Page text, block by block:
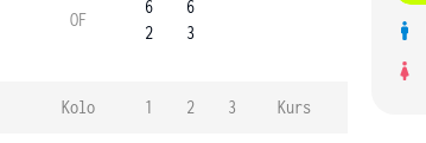
OF
6
2
6
3
Kolo 1 2 3 Kurs